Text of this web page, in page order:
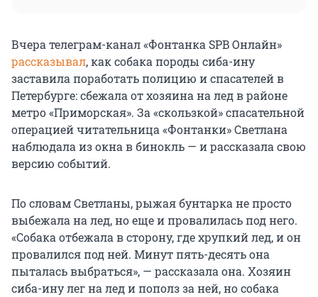
Вчера телеграм-канал «Фонтанка SPB Онлайн»
рассказывал, как собака породы сиба-ину
заставила поработать полицию и спасателей в
Петербурге: сбежала от хозяина на лед в районе
метро «Приморская». За «скользкой» спасательной
операцией читательница «Фонтанки» Светлана
наблюдала из окна в бинокль — и рассказала свою
версию событий.
По словам Светланы, рыжая бунтарка не просто
выбежала на лед, но еще и провалилась под него.
«Собака отбежала в сторону, где хрупкий лед, и он
провалился под ней. Минут пять-десять она
пыталась выбраться», — рассказала она. Хозяин
сиба-ину лег на лед и пополз за ней, но собака